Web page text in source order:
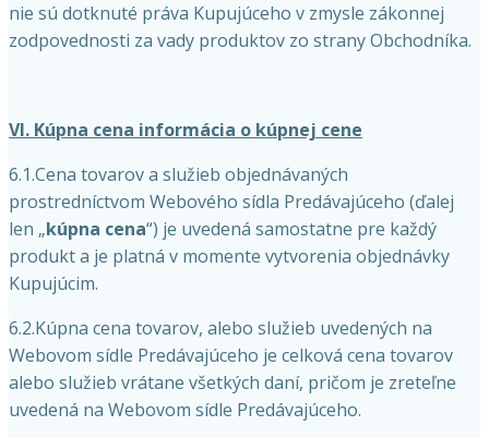
nie sú dotknuté práva Kupujúceho v zmysle zákonnej
zodpovednosti za vady produktov zo strany Obchodníka.
VI. Kúpna cena informácia o kúpnej cene
6.1.Cena tovarov a služieb objednávaných
prostredníctvom Webového sídla Predávajúceho (ďalej
len „kúpna cena“) je uvedená samostatne pre každý
produkt a je platná v momente vytvorenia objednávky
Kupujúcim.
6.2.Kúpna cena tovarov, alebo služieb uvedených na
Webovom sídle Predávajúceho je celková cena tovarov
alebo služieb vrátane všetkých daní, pričom je zreteľne
uvedená na Webovom sídle Predávajúceho.